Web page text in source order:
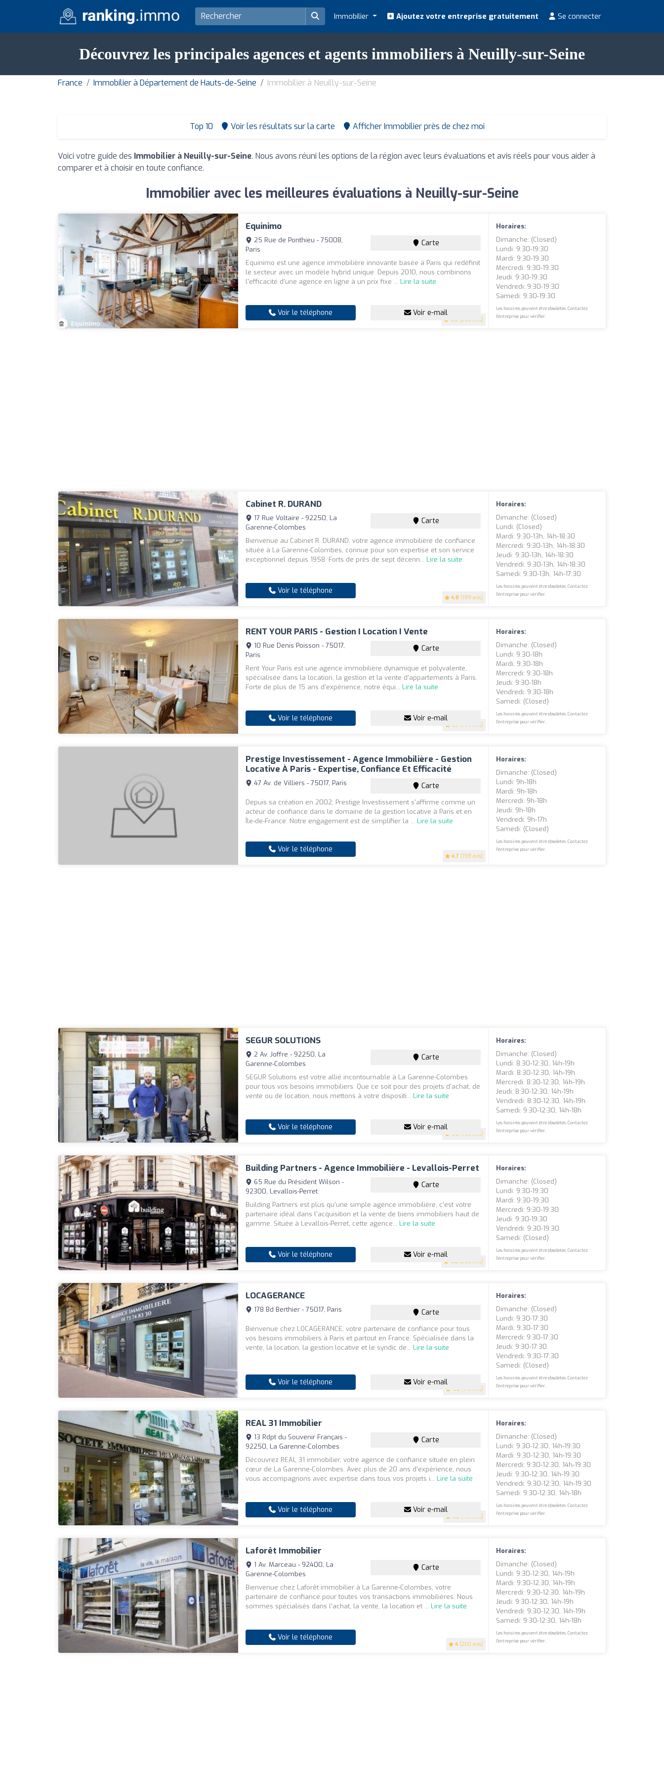
Immobilier Ajoutez votre entreprise gratuitement Se connecter
Découvrez les principales agences et agents immobiliers à Neuilly-sur-Seine
France Immobilier à Département de Hauts-de-Seine Immobilier à Neuilly-sur-Seine
Top 10 Voir les résultats sur la carte Afficher Immobilier près de chez moi
Voici votre guide des Immobilier à Neuilly-sur-Seine. Nous avons réuni les options de la région avec leurs évaluations et avis réels pour vous aider à
comparer et à choisir en toute confiance.
Immobilier avec les meilleures évaluations à Neuilly-sur-Seine
Equinimo
4.9 (200 avis)
25 Rue de Ponthieu - 75008,
Paris
Carte
Equinimo est une agence immobilière innovante basée à Paris qui redéfinit
le secteur avec un modèle hybrid unique. Depuis 2010, nous combinons
l'efficacité d'une agence en ligne à un prix fixe ...Lire la suite
Voir le téléphone Voir e-mail
Horaires:
Dimanche: (closed)
Lundi: 9:30-19:30
Mardi: 9:30-19:30
Mercredi: 9:30-19:30
Jeudi: 9:30-19:30
Vendredi: 9:30-19:30
Samedi: 9:30-19:30
Les horaires peuvent être obsolètes. Contactez
l'entreprise pour vérifier.
Cabinet R. DURAND
4.8 (199 avis)
17 Rue Voltaire - 92250, La
Garenne-Colombes
Carte
Bienvenue au Cabinet R. DURAND, votre agence immobilière de confiance
située à La Garenne-Colombes, connue pour son expertise et son service
exceptionnel depuis 1958. Forts de près de sept décenn...Lire la suite
Voir le téléphone
Horaires:
Dimanche: (closed)
Lundi: (closed)
Mardi: 9:30-13h, 14h-18:30
Mercredi: 9:30-13h, 14h-18:30
Jeudi: 9:30-13h, 14h-18:30
Vendredi: 9:30-13h, 14h-18:30
Samedi: 9:30-13h, 14h-17:30
Les horaires peuvent être obsolètes. Contactez
l'entreprise pour vérifier.
RENT YOUR PARIS - Gestion I Location I Vente
4.7 (199 avis)
10 Rue Denis Poisson - 75017,
Paris
Carte
Rent Your Paris est une agence immobilière dynamique et polyvalente,
spécialisée dans la location, la gestion et la vente d'appartements à Paris.
Forte de plus de 15 ans d'expérience, notre équi...Lire la suite
Voir le téléphone Voir e-mail
Horaires:
Dimanche: (closed)
Lundi: 9:30-18h
Mardi: 9:30-18h
Mercredi: 9:30-18h
Jeudi: 9:30-18h
Vendredi: 9:30-18h
Samedi: (closed)
Les horaires peuvent être obsolètes. Contactez
l'entreprise pour vérifier.
Prestige Investissement - Agence Immobilière - Gestion
Locative À Paris - Expertise, Confiance Et Efficacité
4.7 (198 avis)
47 Av. de Villiers - 75017, Paris Carte
Depuis sa création en 2002, Prestige Investissement s'affirme comme un
acteur de confiance dans le domaine de la gestion locative à Paris et en
Île-de-France. Notre engagement est de simplifier la ...Lire la suite
Voir le téléphone
Horaires:
Dimanche: (closed)
Lundi: 9h-18h
Mardi: 9h-18h
Mercredi: 9h-18h
Jeudi: 9h-18h
Vendredi: 9h-17h
Samedi: (closed)
Les horaires peuvent être obsolètes. Contactez
l'entreprise pour vérifier.
SEGUR SOLUTIONS
4.9 (180 avis)
2 Av. Joffre - 92250, La
Garenne-Colombes
Carte
SEGUR Solutions est votre allié incontournable à La Garenne-Colombes
pour tous vos besoins immobiliers. Que ce soit pour des projets d'achat, de
vente ou de location, nous mettons à votre dispositi...Lire la suite
Voir le téléphone Voir e-mail
Horaires:
Dimanche: (closed)
Lundi: 8:30-12:30, 14h-19h
Mardi: 8:30-12:30, 14h-19h
Mercredi: 8:30-12:30, 14h-19h
Jeudi: 8:30-12:30, 14h-19h
Vendredi: 8:30-12:30, 14h-19h
Samedi: 9:30-12:30, 14h-18h
Les horaires peuvent être obsolètes. Contactez
l'entreprise pour vérifier.
Building Partners - Agence Immobilière - Levallois-Perret
4.6 (200 avis)
65 Rue du Président Wilson -
92300, Levallois-Perret
Carte
Building Partners est plus qu'une simple agence immobilière, c'est votre
partenaire idéal dans l'acquisition et la vente de biens immobiliers haut de
gamme. Située à Levallois-Perret, cette agence...Lire la suite
Voir le téléphone Voir e-mail
Horaires:
Dimanche: (closed)
Lundi: 9:30-19:30
Mardi: 9:30-19:30
Mercredi: 9:30-19:30
Jeudi: 9:30-19:30
Vendredi: 9:30-19:30
Samedi: (closed)
Les horaires peuvent être obsolètes. Contactez
l'entreprise pour vérifier.
LOCAGERANCE
4.9 (170 avis)
178 Bd Berthier - 75017, Paris Carte
Bienvenue chez LOCAGERANCE, votre partenaire de confiance pour tous
vos besoins immobiliers à Paris et partout en France. Spécialisée dans la
vente, la location, la gestion locative et le syndic de...Lire la suite
Voir le téléphone Voir e-mail
Horaires:
Dimanche: (closed)
Lundi: 9:30-17:30
Mardi: 9:30-17:30
Mercredi: 9:30-17:30
Jeudi: 9:30-17:30
Vendredi: 9:30-17:30
Samedi: (closed)
Les horaires peuvent être obsolètes. Contactez
l'entreprise pour vérifier.
REAL 31 Immobilier
4.5 (193 avis)
13 Rdpt du Souvenir Français -
92250, La Garenne-Colombes
Carte
Découvrez REAL 31 immobilier, votre agence de confiance située en plein
cœur de La Garenne-Colombes. Avec plus de 20 ans d'expérience, nous
vous accompagnons avec expertise dans tous vos projets i...Lire la suite
Voir le téléphone Voir e-mail
Horaires:
Dimanche: (closed)
Lundi: 9:30-12:30, 14h-19:30
Mardi: 9:30-12:30, 14h-19:30
Mercredi: 9:30-12:30, 14h-19:30
Jeudi: 9:30-12:30, 14h-19:30
Vendredi: 9:30-12:30, 14h-19:30
Samedi: 9:30-12:30, 14h-18h
Les horaires peuvent être obsolètes. Contactez
l'entreprise pour vérifier.
Laforêt Immobilier
4 (200 avis)
1 Av. Marceau - 92400, La
Garenne-Colombes
Carte
Bienvenue chez Laforêt immobilier à La Garenne-Colombes, votre
partenaire de confiance pour toutes vos transactions immobilières. Nous
sommes spécialisés dans l’achat, la vente, la location et ...Lire la suite
Voir le téléphone
Horaires:
Dimanche: (closed)
Lundi: 9:30-12:30, 14h-19h
Mardi: 9:30-12:30, 14h-19h
Mercredi: 9:30-12:30, 14h-19h
Jeudi: 9:30-12:30, 14h-19h
Vendredi: 9:30-12:30, 14h-19h
Samedi: 9:30-12:30, 14h-18h
Les horaires peuvent être obsolètes. Contactez
l'entreprise pour vérifier.